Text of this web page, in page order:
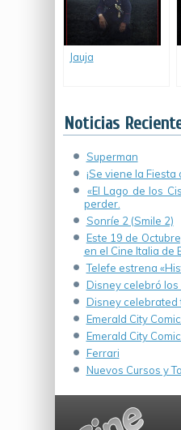
Jauja
Noticias
Superman
¡Se viene la Fiesta
«El Lago de los
perder.
Sonríe 2 (Smile 2)
Este 19 de
en el Cine Italia de
Telefe estrena
Disney celebró los
Disney celebrated
Emerald City
Emerald City
Ferrari
Nuevos Cursos y